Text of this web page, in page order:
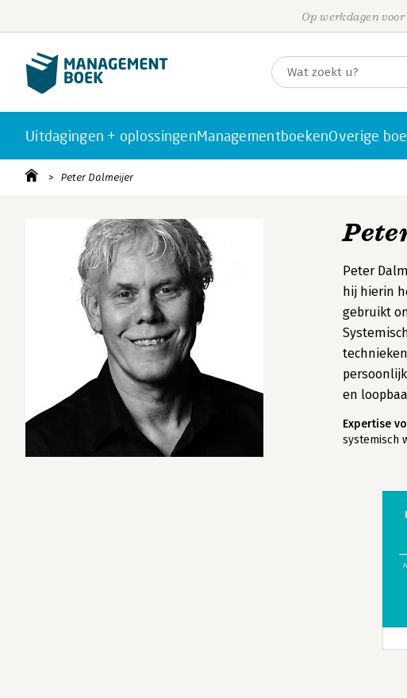
Op werkdagen
Uitdagingen + oplossingenManagementboekenOverige
Peter Dalmeijer
Peter
hij hierin
gebruikt
en
Expertise
systemisch